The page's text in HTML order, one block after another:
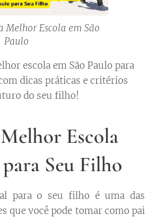
Melhor Escola em São
Paulo
escola em São Paulo para
dicas práticas e critérios
do seu filho!
Escola
Seu Filho
para o seu filho é uma das
que você pode tomar como pai